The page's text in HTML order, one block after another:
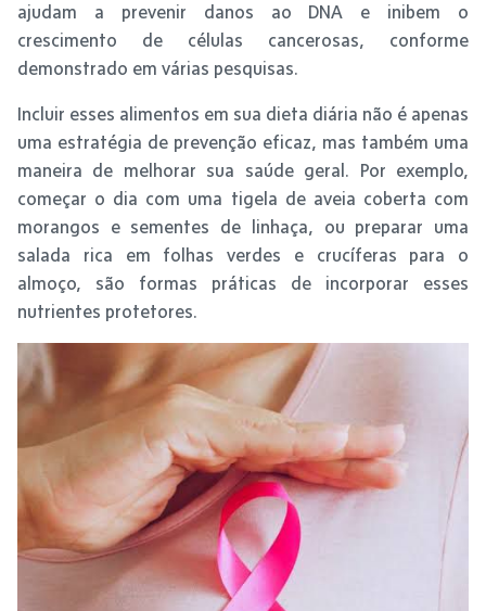
ajudam a prevenir danos ao DNA e inibem o
crescimento de células cancerosas, conforme
demonstrado em várias pesquisas.
Incluir esses alimentos em sua dieta diária não é apenas
uma estratégia de prevenção eficaz, mas também uma
maneira de melhorar sua saúde geral. Por exemplo,
começar o dia com uma tigela de aveia coberta com
morangos e sementes de linhaça, ou preparar uma
salada rica em folhas verdes e crucíferas para o
almoço, são formas práticas de incorporar esses
nutrientes protetores.